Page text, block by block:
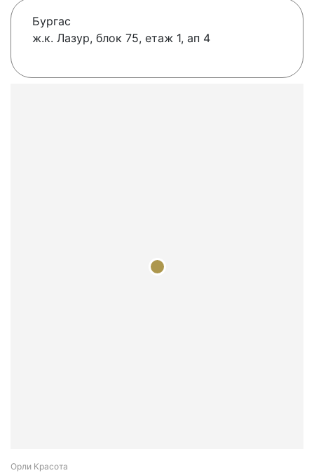
Бургас
ж.к. Лазур, блок 75, етаж 1, ап 4
Орли Красота